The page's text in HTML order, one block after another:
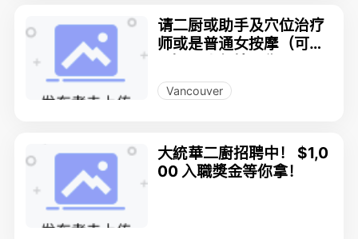
请二厨或助手及穴位治疗
师或是普通女按摩（可
Vancouver
大統華二廚招聘中！ $1,0
00 入職獎金等你拿！